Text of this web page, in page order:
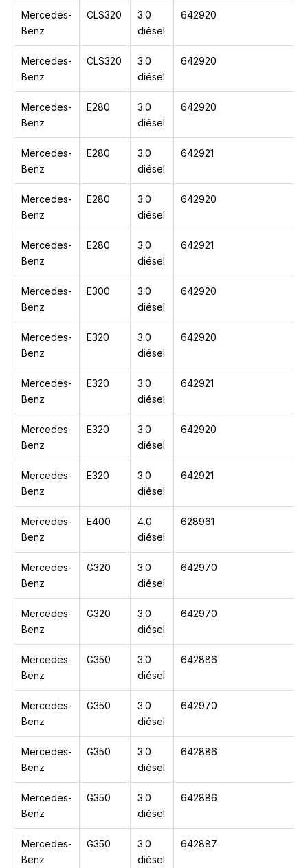
Mercedes-
Benz
CLS320
3.0
diésel
642920
Mercedes-
Benz
CLS320
3.0
diésel
642920
Mercedes-
Benz
E280
3.0
diésel
642920
Mercedes-
Benz
E280
3.0
diésel
642921
Mercedes-
Benz
E280
3.0
diésel
642920
Mercedes-
Benz
E280
3.0
diésel
642921
Mercedes-
Benz
E300
3.0
diésel
642920
Mercedes-
Benz
E320
3.0
diésel
642920
Mercedes-
Benz
E320
3.0
diésel
642921
Mercedes-
Benz
E320
3.0
diésel
642920
Mercedes-
Benz
E320
3.0
diésel
642921
Mercedes-
Benz
E400
4.0
diésel
628961
Mercedes-
Benz
G320
3.0
diésel
642970
Mercedes-
Benz
G320
3.0
diésel
642970
Mercedes-
Benz
G350
3.0
diésel
642886
Mercedes-
Benz
G350
3.0
diésel
642970
Mercedes-
Benz
G350
3.0
diésel
642886
Mercedes-
Benz
G350
3.0
diésel
642886
Mercedes-
Benz
G350
3.0
diésel
642887